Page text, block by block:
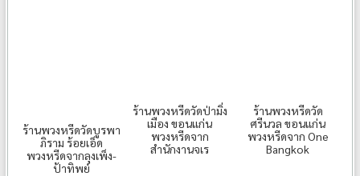
ร้านพวงหรีดวัดบูรพา
ภิราม ร้อยเอ็ด
พวงหรีดจากลุงเพ็ง-
ป้าทิพย์
ร้านพวงหรีดวัดป่ามิ่ง
เมือง ขอนแก่น
พวงหรีดจาก
สำนักงานจเร
ร้านพวงหรีดวัด
ศรีนวล ขอนแก่น
พวงหรีดจาก One
Bangkok